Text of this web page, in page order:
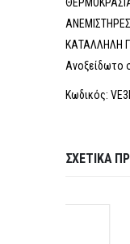
ΚΑΤΑΛΛΗΛΗ
Ανοξείδωτο
Κωδικός:
ΣΧΕΤΙΚΆ